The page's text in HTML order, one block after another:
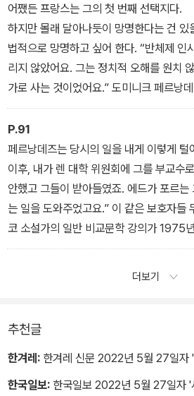
어쨌든 프랑스는 그의 첫 번째 선택지다.
하지만 몰래 달아나듯이 망명한다는 건
법적으로 망명하고 싶어 한다. “반체제 인
리지 않았어요. 그는 정치적 오해를 원치
가로 사는 것이었어요.” 도미니크 페르낭
P.91
페르낭데즈는 당시의 일을 내게 이렇게 털
이후, 내가 렌 대학 위원회에 그를 부교수
안했고 그들이 받아들였죠. 에드가 포르는
는 일을 도와주었고요.” 이 같은 보호자들
코 소설가의 일반 비교문학 강의가 1975
다.
더보기
추천글
한겨레: 한겨레 신문 2022년 5월 27일자
한국일보: 한국일보 2022년 5월 27일자 '